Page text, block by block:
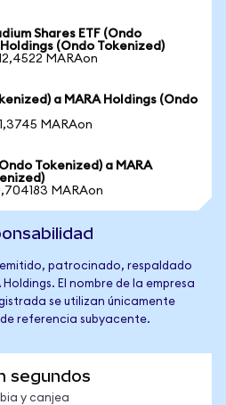
Shares ETF (Ondo
(Ondo Tokenized)
MARAon
a MARA Holdings (Ondo
MARAon
Tokenized) a MARA
MARAon
patrocinado, respaldado
El nombre de la empresa
se utilizan únicamente
referencia subyacente.
segundos
y canjea